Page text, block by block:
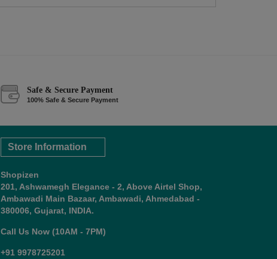
Safe & Secure Payment
100% Safe & Secure Payment
Store Information
Shopizen
201, Ashwamegh Elegance - 2, Above Airtel Shop,
Ambawadi Main Bazaar, Ambawadi, Ahmedabad -
380006, Gujarat, INDIA.
Call Us Now (10AM - 7PM)
+91 9978725201